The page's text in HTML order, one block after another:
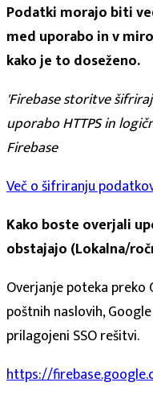
Podatki morajo biti
med uporabo in v
kako je to doseženo.
'Firebase storitve
uporabo HTTPS in
Firebase
Več o šifriranju
Kako boste overjali
obstajajo (Lokalna/
Overjanje poteka preko
poštnih naslovih,
prilagojeni SSO rešitvi.
https://